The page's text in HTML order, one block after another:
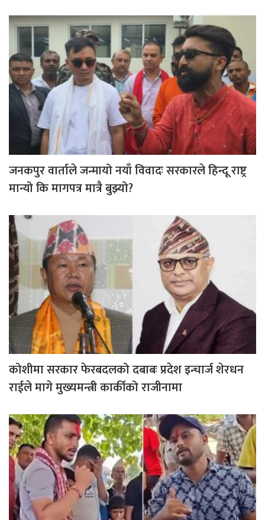
जनकपुर वार्ताले जन्मायो नयाँ विवादः सरकारले हिन्दू राष्ट्र
मान्यो कि मागपत्र मात्रै बुझ्यो?
कोशीमा सरकार फेरबदलको दबाबः प्रदेश इन्चार्ज शेरधन
राईले मागे मुख्यमन्त्री कार्कीको राजीनामा